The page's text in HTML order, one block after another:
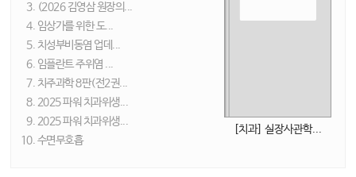
(2026 김영삼 원장의...
임상가를 위한 도...
치성부비동염 업데...
임플란트 주위염 ...
치주과학 8판(전2권...
2025 파워 치과위생...
2025 파워 치과위생...
수면무호흡
[치과] 실장사관학...